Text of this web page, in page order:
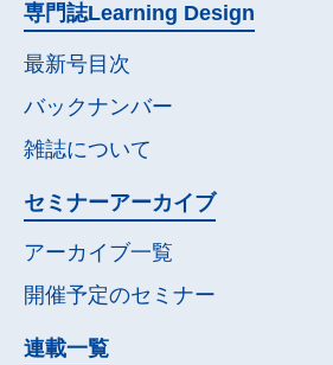
専門誌Learning Design
最新号目次
バックナンバー
雑誌について
セミナーアーカイブ
アーカイブ一覧
開催予定のセミナー
連載一覧